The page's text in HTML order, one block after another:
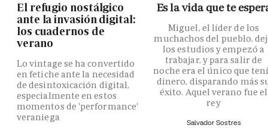
El refugio nostálgico
ante la invasión digital:
los cuadernos de
verano
Lo vintage se ha convertido
en fetiche ante la necesidad
de desintoxicación digital,
especialmente en estos
momentos de 'performance'
veraniega
Es la vida que te
Miguel, el líder de los
muchachos del pueblo,
los estudios y empezó a
trabajar, y para salir de
noche era el único que
dinero, disparando más
éxito. Aquel verano fue el
rey
Salvador Sostres